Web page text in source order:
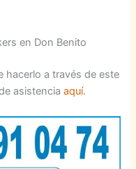
en Don Benito
hacerlo a través de este
asistenciaaquí.